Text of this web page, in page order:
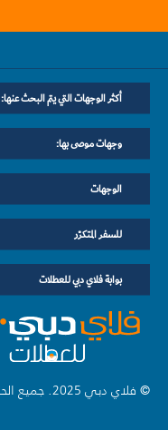
أكثر الوجهات التي يتم البحث عنها:
وجهات موصى بها:
الوجهات
للسفر المتكرّر
بوابة فلاي دبي للعطلات
© فلاي دبي 2025. جميع الحقوق محفوظة.